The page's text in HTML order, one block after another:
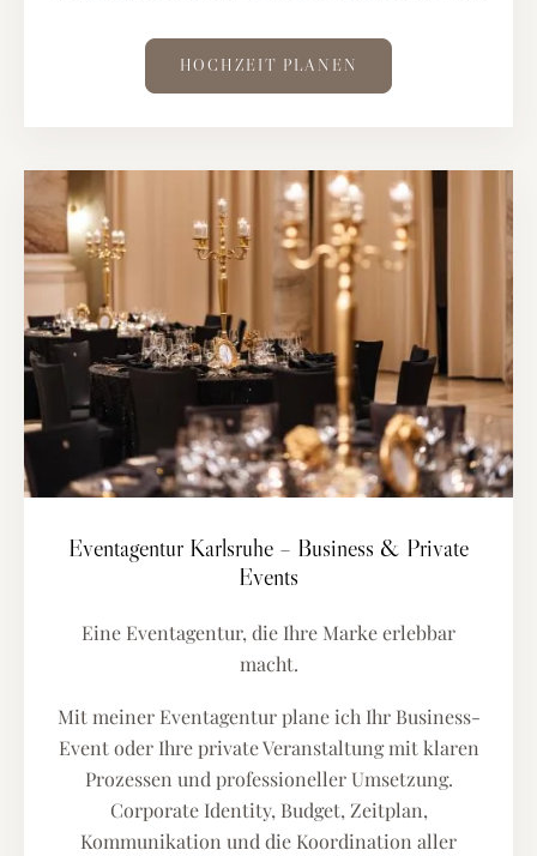
HOCHZEIT PLANEN
Eventagentur Karlsruhe – Business & Private
Events
Eine Eventagentur, die Ihre Marke erlebbar
macht.
Mit meiner Eventagentur plane ich Ihr Business-
Event oder Ihre private Veranstaltung mit klaren
Prozessen und professioneller Umsetzung.
Corporate Identity, Budget, Zeitplan,
Kommunikation und die Koordination aller